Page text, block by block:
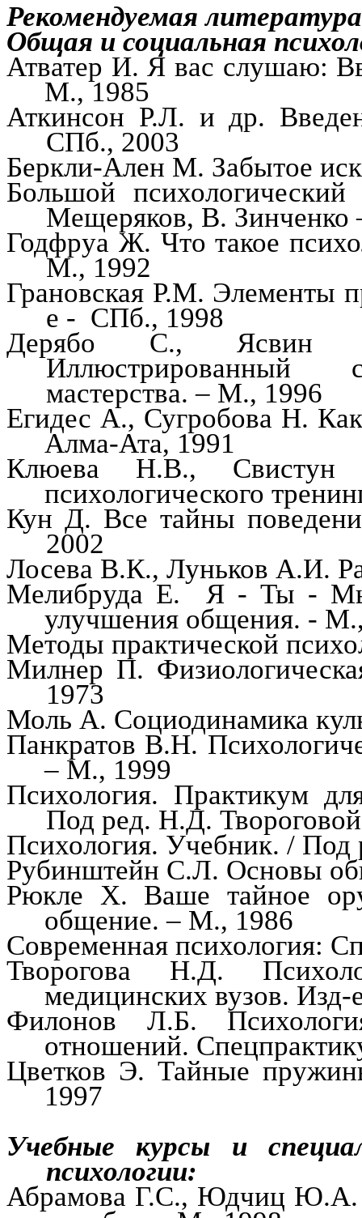
Рекомендуемая
Общая и социальная
Атватер И. Я вас слушаю:
М., 1985
Аткинсон Р.Л. и др.
СПб., 2003
Беркли-Ален М. Забытое
Большой
Мещеряков, В. Зинченко
Годфруа Ж. Что такое
М., 1992
Грановская Р.М. Элементы
е - СПб., 1998
Дерябо С., Ясвин
Иллюстрированный
мастерства. – М., 1996
Егидес А., Сугробова Н. Как
Алма-Ата, 1991
Клюева Н.В., Свистун
психологического
Кун Д. Все тайны
2002
Лосева В.К., Луньков А.И.
Мелибруда Е. Я - Ты - Мы:
улучшения общения. -
Методы практической
Милнер П.
1973
Моль А. Социодинамика
Панкратов В.Н.
– М., 1999
Психология. Практикум
Под ред. Н.Д.Твороговой
Психология. Учебник. /
Рубинштейн С.Л. Основы
Рюкле Х. Ваше тайное
общение. – М., 1986
Современная психология:
Творогова Н.Д.
медицинских вузов. Изд-
Филонов Л.Б.
отношений.
Цветков Э. Тайные
1997
Учебные курсы и
психологии:
Абрамова Г.С., Юдчиц Ю.А.